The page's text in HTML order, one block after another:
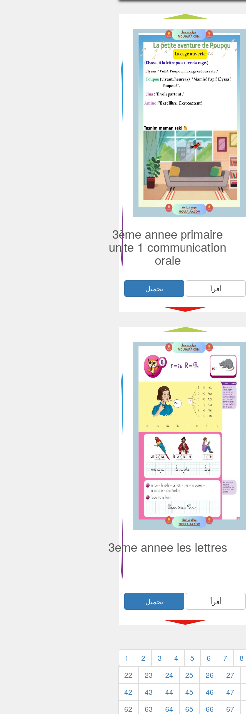
3ēme annee primaire
unite 1 communication
orale
أقرأ تحميل
3eme annee les lettres
أقرأ تحميل
1 2 3 4 5 6 7 8
22
23 24 25 26 27
42
43 44 45 46 47
62
63 64 65 66 67